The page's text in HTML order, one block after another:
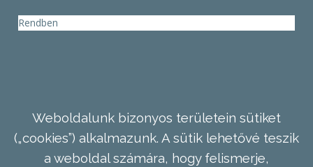
Rendben
Weboldalunk bizonyos területein sütiket
(„cookies”) alkalmazunk. A sütik lehetővé teszik
a weboldal számára, hogy felismerje,